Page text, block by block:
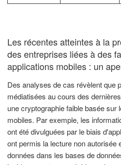
Les récentes atteintes à la
des entreprises liées à des
applications mobiles : un
Des analyses de cas révèlent que
médiatisées au cours des
une cryptographie faible basée sur
mobiles. Par exemple, les
ont été divulguées par le biais
ont permis la lecture non autorisée
données dans les bases de